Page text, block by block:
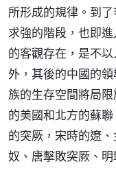
所形成的規律。到
求強的階段，也即
的客觀存在，是不
外，其後的中國的
族的生存空間將局
的美國和北方的蘇
的突厥，宋時的遼
奴、唐擊敗突厥、